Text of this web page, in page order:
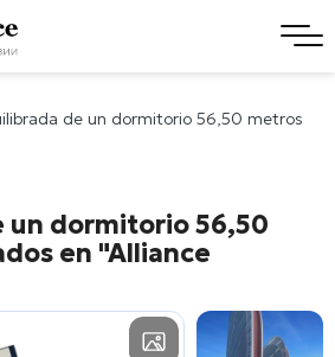
de un dormitorio 56,50 metros
un dormitorio 56,50
en "Alliance